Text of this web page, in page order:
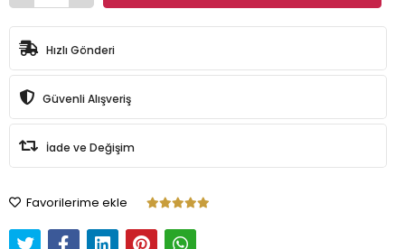
Hızlı Gönderi
Güvenli Alışveriş
İade ve Değişim
Favorilerime ekle